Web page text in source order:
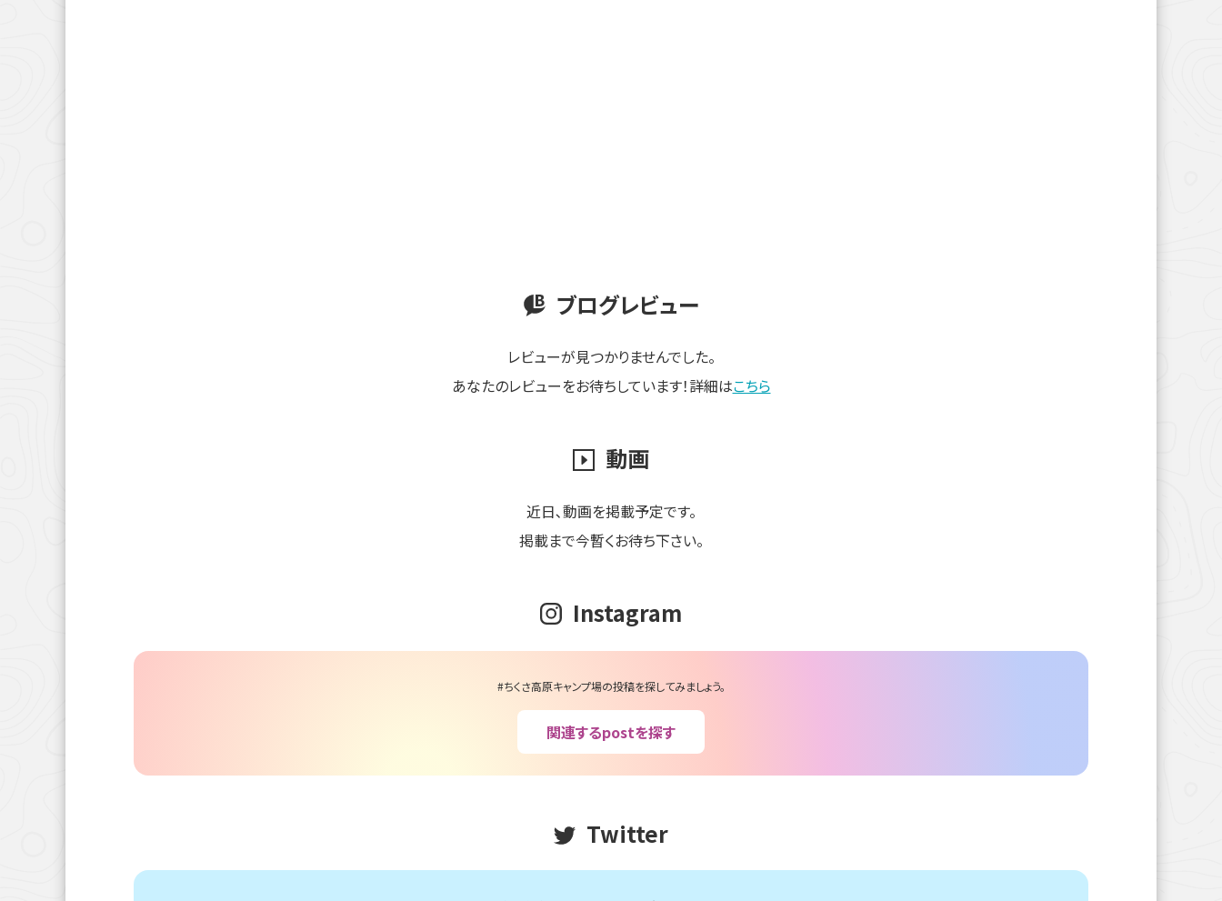
ブログレビュー
レビューが見つかりませんでした。
あなたのレビューをお待ちしています！詳細はこちら
動画
近日､動画を掲載予定です。
掲載まで今暫くお待ち下さい。
Instagram
#ちくさ高原キャンプ場の投稿を探してみましょう。
関連するpostを探す
Twitter